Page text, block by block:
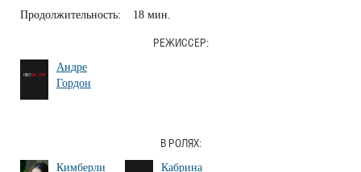
Продолжительность: 18 мин.
РЕЖИССЕР:
Андре
Гордон
В РОЛЯХ:
Кимберли
Кабрина